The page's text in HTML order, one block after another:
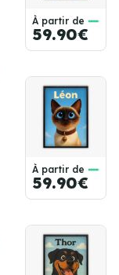
À partir de
59.90€
À partir de
59.90€